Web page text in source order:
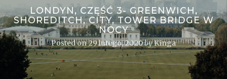
LONDYN, CZĘŚĆ 3- GREENWICH,
SHOREDITCH, CITY, TOWER BRIDGE W
NOCY
Posted on29 lutego, 2020byKinga